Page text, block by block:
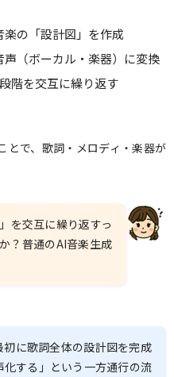
楽の「設計図」を作成
声（ボーカル・楽器）に変換
階を交互に繰り返す
とで、歌詞・メロディ・楽器が
を交互に繰り返すっ
？普通のAI音楽生成
に歌詞全体の設計図を完成
する」という一方通行の流